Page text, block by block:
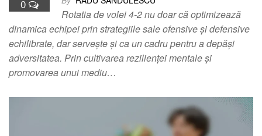
0
Rotatia de volei 4-2 nu doar că optimizează
dinamica echipei prin strategiile sale ofensive și defensive
echilibrate, dar servește și ca un cadru pentru a depăși
adversitatea. Prin cultivarea rezilienței mentale și
promovarea unui mediu…